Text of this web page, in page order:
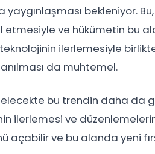
bekleniyor.
ve hükümetin bu
ilerlemesiyle
da muhtemel.
bu trendin daha da
ilerlemesi ve
açabilir ve bu alanda yeni